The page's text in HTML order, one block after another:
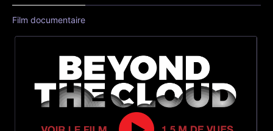
Film documentaire